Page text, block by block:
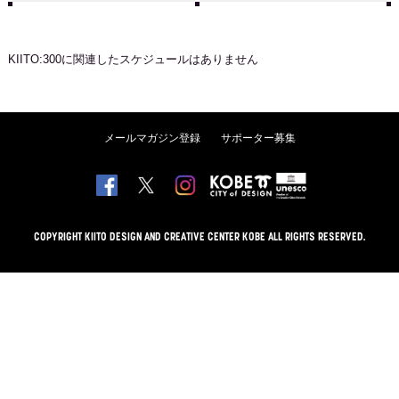
KIITO:300に関連したスケジュールはありません
メールマガジン登録 サポーター募集
COPYRIGHT KIITO DESIGN AND CREATIVE CENTER KOBE ALL RIGHTS RESERVED.